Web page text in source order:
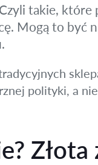
Czyli takie, które
Mogą to być
polityki, a
Złota